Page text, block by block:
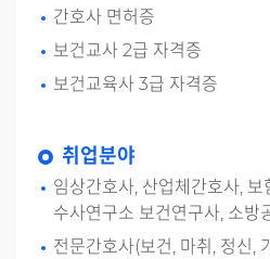
간호사 면허증
보건교사 2급 자격증
보건교육사 3급 자격증
취업분야
임상간호사, 산업체간호사,
수사연구소 보건연구사, 소방
전문간호사(보건, 마취, 정신,